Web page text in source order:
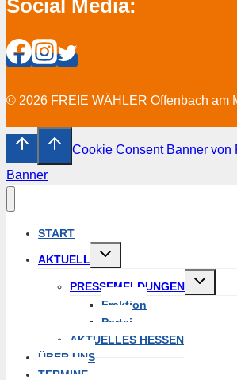
Social Media:
© 2026 FREIE WÄHLER Offenbach am
Cookie Consent Banner von
Banner
START
AKTUELL
Untermenü
PRESSEMELDUNGEN
Untermenü
Fraktion
Partei
AKTUELLES HESSEN
ÜBER UNS
TERMINE